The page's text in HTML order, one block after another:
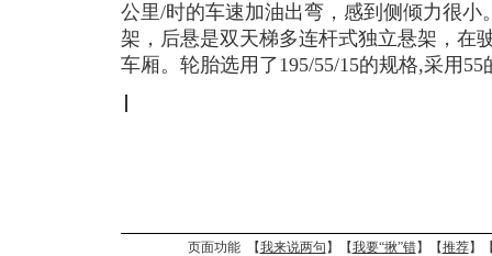
公里/时的车速加油出弯，感到侧倾力很小
架，后悬是双天梯多连杆式独立悬架，在
车厢。轮胎选用了195/55/15的规格,采用
页面功能 【我来说两句 】【我要“揪”错】【推荐】